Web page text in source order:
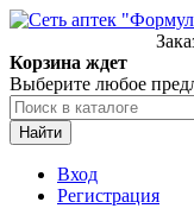
Корзина ждет
Выберите любое
Найти
Вход
Регистрация